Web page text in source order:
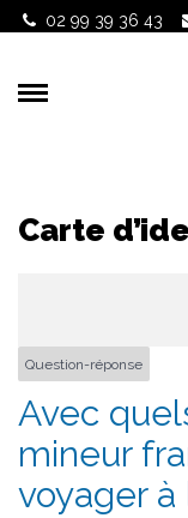
Gestion des traceurs
02 99 39 36 43
Carte
Question-réponse
Avec
mineur
voyager